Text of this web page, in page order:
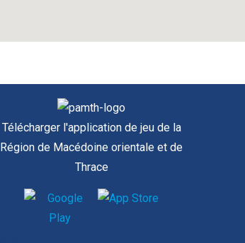
Télécharger l'application de jeu de la
Région de Macédoine orientale et de
Thrace